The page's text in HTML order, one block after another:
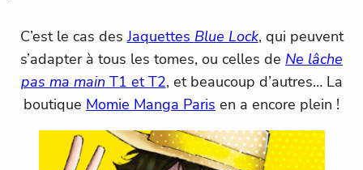
C’est le cas desJaquettes Blue Lock, qui peuvent
s’adapter à tous les tomes, ou celles de Ne lâche
pas ma mainT1 et T2, et beaucoup d’autres… La
boutique Momie Manga Paris en a encore plein !